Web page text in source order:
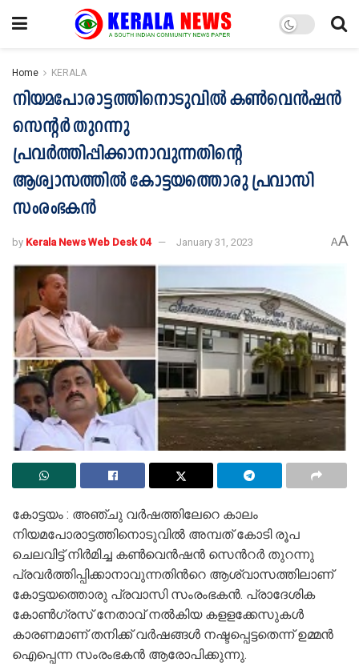
Home KERALA
നിയമപോരാട്ടത്തിനൊടുവില്‍ കണ്‍വെന്‍ഷന്‍
സെന്‍റര്‍ തുറന്നു
പ്രവര്‍ത്തിപ്പിക്കാനാവുന്നതിന്‍റെ
ആശ്വാസത്തില്‍ കോട്ടയത്തൊരു പ്രവാസി
സംരംഭകന്‍
by Kerala News Web Desk 04 January 31, 2023 AA
കോട്ടയം : അഞ്ചു വര്‍ഷത്തിലേറെ കാലം
നിയമപോരാട്ടത്തിനൊടുവില്‍ അമ്പത് കോടി രൂപ
ചെലവിട്ട് നിര്‍മിച്ച കണ്‍വെന്‍ഷന്‍ സെന്‍റര്‍ തുറന്നു
പ്രവര്‍ത്തിപ്പിക്കാനാവുന്നതിന്‍റെ ആശ്വാസത്തിലാണ്
കോട്ടയത്തൊരു പ്രവാസി സംരംഭകന്‍. പ്രാദേശിക
കോണ്‍ഗ്രസ് നേതാവ് നല്‍കിയ കളളക്കേസുകള്‍
കാരണമാണ് തനിക്ക് വര്‍ഷങ്ങള്‍ നഷ്ടപ്പെട്ടതെന്ന് ഉമ്മന്‍
ഐപ്പെന്ന സംരംഭകന്‍ ആരോപിക്കുന്നു.